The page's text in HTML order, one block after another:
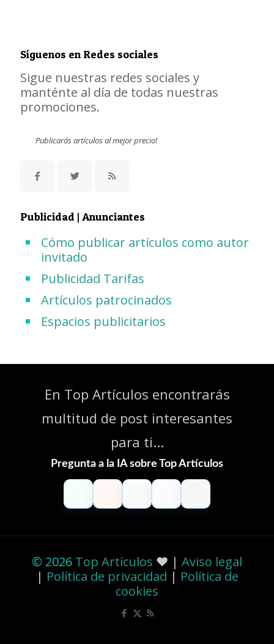
Síguenos en Redes sociales
Sigue nuestras redes sociales y
manténte al día de todas nuestras
promociones.
Publicarás artículos al mejor precio!
Publicidad | Anunciantes
Cómo publicar artículos como autor
invitado
Publicidad Tarifas
Artículos patrocinados
Espacios publicitarios
En Top Artículos encontrarás
multitud de post interesantes
para ti...
Pregunta a la IA sobre Top Artículos
ChatGPT
ClaudePerplexity
Gemini
Grok
© 2026 Top Artículos ❤️ | Aviso legal
| Política de privacidad | Política de
cookies